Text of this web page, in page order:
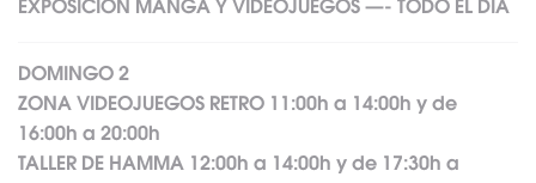
EXPOSICIÓN MANGA Y VIDEOJUEGOS —- TODO EL DÍA
DOMINGO 2
ZONA VIDEOJUEGOS RETRO 11:00h a 14:00h y de
16:00h a 20:00h
TALLER DE HAMMA 12:00h a 14:00h y de 17:30h a